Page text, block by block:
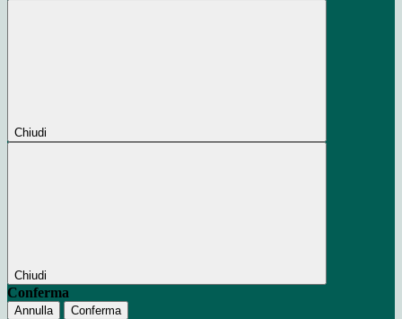
Chiudi
Chiudi
Conferma
Annulla Conferma